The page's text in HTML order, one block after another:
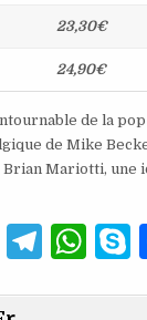
23,30€
24,90€
de la pop
de Mike
Mariotti, une
Pi T
W